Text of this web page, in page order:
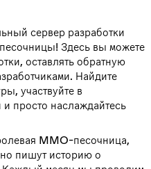
сервер разработки
Здесь вы можете
оставлять обратную
Найдите
участвуйте в
просто наслаждайтесь
MMO-песочница,
пишут историю о